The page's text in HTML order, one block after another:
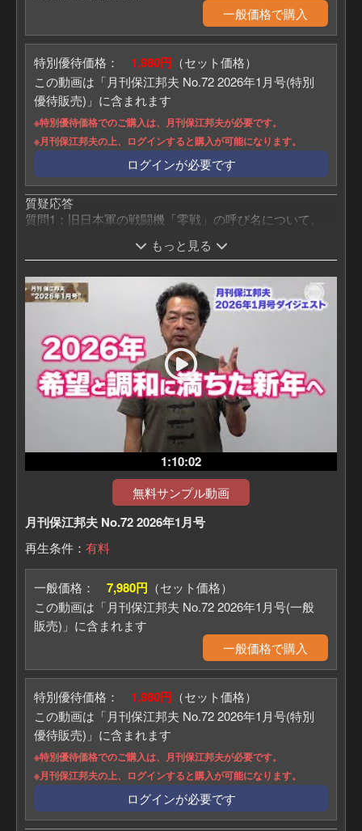
https://amzn.to/4jsZ7vE
理論物理学と脳科学で分かった【達人の合
気（チャック・アーツ）は超脳力である】
と、思うことから全てが始まる〜（BABジ
ャパン）
https:
//amz
n.to/
一般価格で購入
特別優待価格： 1,980円 （セット価格）
この動画は「月刊保江邦夫 No.72 2026年1月号(特別
優待販売)」に含まれます
※特別優待価格でのご購入は、月刊保江邦夫が必要です。
※月刊保江邦夫の上、ログインすると購入が可能になります。
ログインが必要です
質疑応答
質問1：旧日本軍の戦闘機「零戦」の呼び名について。
る」「龍神を呼べる」特別な力を持っている人だから、
出来る事なのでしょうか?
質問3：YouTubeで紹介されていた、保江先生の話 左手の
薬指が人差し指より長い人は…」話は本当ですか?
質問4：フラットアース理論に関しての見解は?
質問5：宇宙人とのハイブリッドの方の話 親は自分の子
が、ハイブリッドだと認識していましたか?
質問6：4年間、宇宙人に育てられた方は、どの様な意図
で保江先生にコンタクトを取って来たのですか?
質問7：その土星の写真を見せて頂けますか?
もっと見る
1:10:02
無料サンプル動画
月刊保江邦夫 No.72 2026年1月号
再生条件： 有料
一般価格： 7,980円 （セット価格）
この動画は「月刊保江邦夫 No.72 2026年1月号(一般
販売)」に含まれます
一般価格で購入
特別優待価格： 1,980円 （セット価格）
この動画は「月刊保江邦夫 No.72 2026年1月号(特別
優待販売)」に含まれます
※特別優待価格でのご購入は、月刊保江邦夫が必要です。
※月刊保江邦夫の上、ログインすると購入が可能になります。
ログインが必要です